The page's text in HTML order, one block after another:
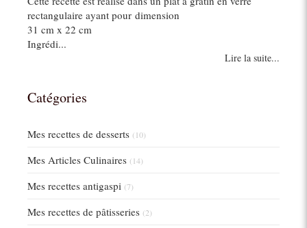
rectangulaire ayant pour dimension
31 cm x 22 cm
Ingrédi...
Lire la suite...
Catégories
Mes recettes de desserts (10)
Mes Articles Culinaires (14)
Mes recettes antigaspi (7)
Mes recettes de pâtisseries (2)